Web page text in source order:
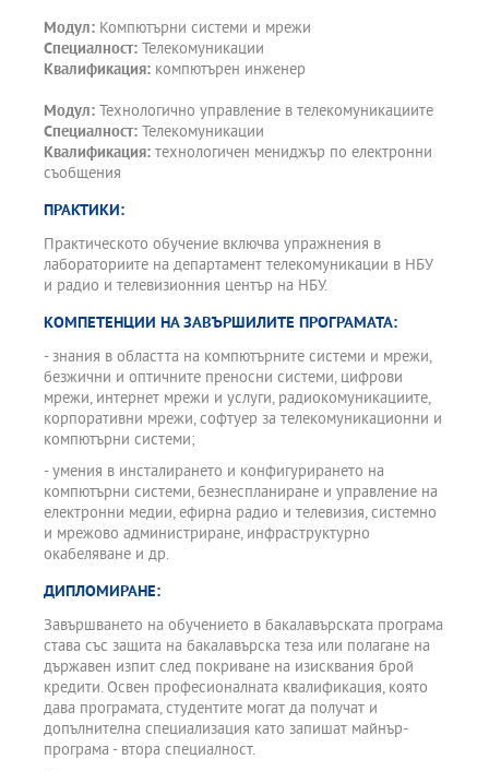
Модул: Компютърни системи и мрежи
Специалност: Телекомуникации
Квалификация: компютърен инженер
Модул: Технологично управление в телекомуникациите
Специалност: Телекомуникации
Квалификация: технологичен мениджър по електронни
съобщения
ПРАКТИКИ:
Практическото обучение включва упражнения в
лабораториите на департамент телекомуникации в НБУ
и радио и телевизионния център на НБУ.
КОМПЕТЕНЦИИ НА ЗАВЪРШИЛИТЕ ПРОГРАМАТА:
- знания в областта на компютърните системи и мрежи,
безжични и оптичните преносни системи, цифрови
мрежи, интернет мрежи и услуги, радиокомуникациите,
корпоративни мрежи, софтуер за телекомуникационни и
компютърни системи;
- умения в инсталирането и конфигурирането на
компютърни системи, безнеспланиране и управление на
електронни медии, ефирна радио и телевизия, системно
и мрежово администриране, инфраструктурно
окабеляване и др.
ДИПЛОМИРАНЕ:
Завършването на обучението в бакалавърската програма
става със защита на бакалавърска теза или полагане на
държавен изпит след покриване на изисквания брой
кредити. Освен професионалната квалификация, която
дава програмата, студентите могат да получат и
допълнителна специализация като запишат майнър-
програма - втора специалност.